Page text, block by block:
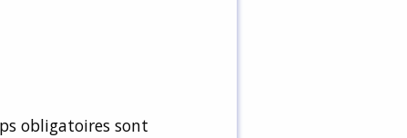
obligatoires sont